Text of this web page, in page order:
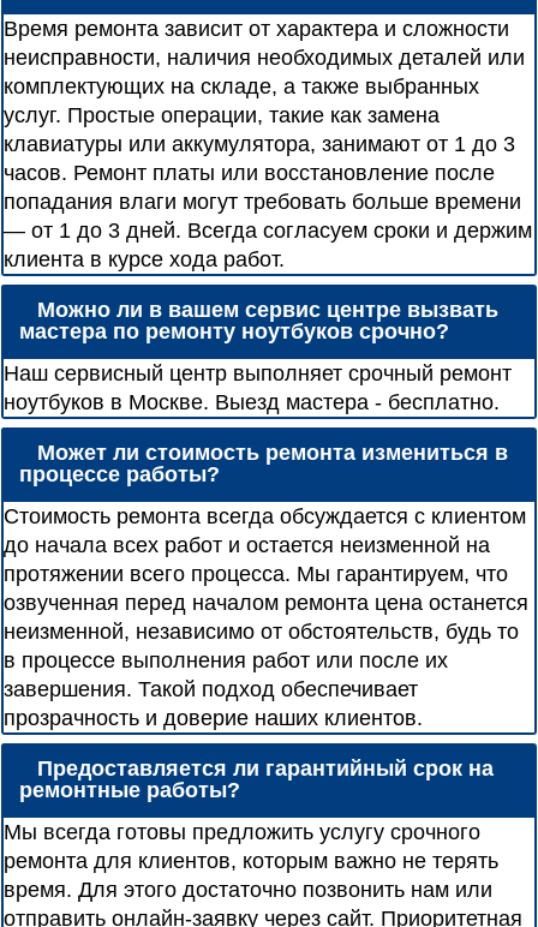
Время ремонта зависит от характера и сложности
неисправности, наличия необходимых деталей или
комплектующих на складе, а также выбранных
услуг. Простые операции, такие как замена
клавиатуры или аккумулятора, занимают от 1 до 3
часов. Ремонт платы или восстановление после
попадания влаги могут требовать больше времени
— от 1 до 3 дней. Всегда согласуем сроки и держим
клиента в курсе хода работ.
Можно ли в вашем сервис центре вызвать
мастера по ремонту ноутбуков срочно?
Наш сервисный центр выполняет срочный ремонт
ноутбуков в Москве. Выезд мастера - бесплатно.
Может ли стоимость ремонта измениться в
процессе работы?
Стоимость ремонта всегда обсуждается с клиентом
до начала всех работ и остается неизменной на
протяжении всего процесса. Мы гарантируем, что
озвученная перед началом ремонта цена останется
неизменной, независимо от обстоятельств, будь то
в процессе выполнения работ или после их
завершения. Такой подход обеспечивает
прозрачность и доверие наших клиентов.
Предоставляется ли гарантийный срок на
ремонтные работы?
Мы всегда готовы предложить услугу срочного
ремонта для клиентов, которым важно не терять
время. Для этого достаточно позвонить нам или
отправить онлайн-заявку через сайт. Приоритетная